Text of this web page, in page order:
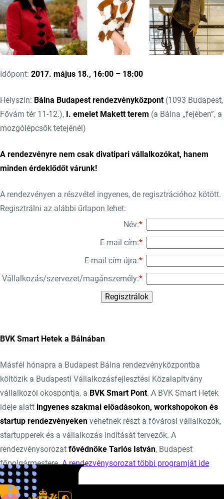
Időpont: 2017. május 18., 16:00 – 18:00
Helyszín: Bálna Budapest rendezvényközpont(1093 Budapest,
Fővám tér 11-12.), I. emelet Makett terem (a Bálna „fejében”, a
mozgólépcsők tetejénél)
A rendezvényre nem csak divatipari vállalkozókat, hanem
minden érdeklődőt várunk!
A rendezvényen a részvétel ingyenes, de regisztrációhoz kötött.
Regisztrálni az alábbi űrlapon lehet:
Név:*
E-mail cím:*
E-mail cím újra:*
Vállalkozás/szervezet/magánszemély:*
BVK Smart Hetek a Bálnában
Másfél hónapra a Budapest Bálna rendezvényközpontba
költözik a Budapesti Vállalkozásfejlesztési Közalapítvány
vállalkozói okospontja, a BVK Smart Pont. A BVK Smart Hetek
ideje alatt ingyenes szakmai előadásokon, workshopokon és
startup rendezvényeken vehetnek részt a fővárosi vállalkozók,
startupperek és a vállalkozás indítását tervezők. A
rendezvénysorozat fővédnöke Tarlós István, Budapest
főpolgármestere.A rendezvénysorozat többi programját ide
kattintva érheti el>>